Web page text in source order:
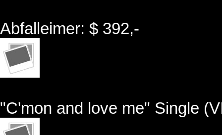
Abfalleimer: $ 392,-
"C'mon and love me" Single